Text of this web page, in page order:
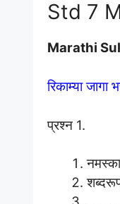
Std 7
Marathi
रिकाम्या जागा
प्रश्न 1.